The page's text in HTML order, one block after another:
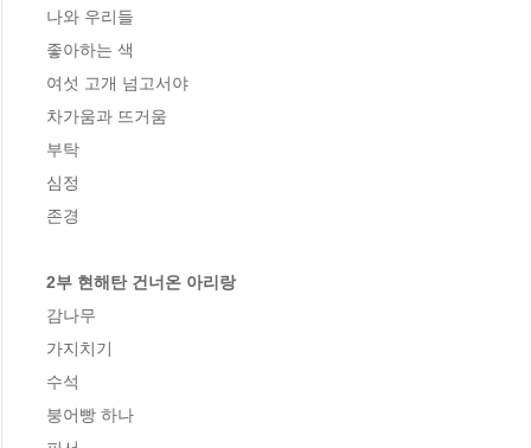
나와 우리들
좋아하는 색
여섯 고개 넘고서야
차가움과 뜨거움
부탁
심정
존경
2부 현해탄 건너온 아리랑
감나무
가지치기
수석
붕어빵 하나